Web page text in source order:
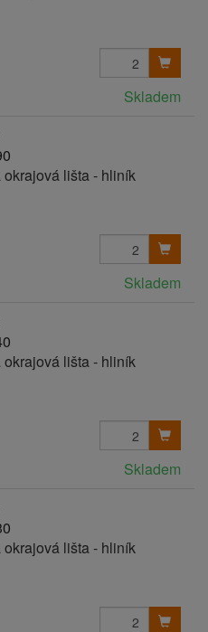
Skladem
okrajová lišta - hliník
Skladem
okrajová lišta - hliník
Skladem
okrajová lišta - hliník